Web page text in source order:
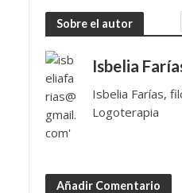
Sobre el autor
Isbelia
Isbelia Farías,
Logoterapia
Añadir Comentario